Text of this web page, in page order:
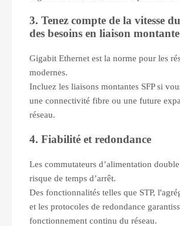
3. Tenez compte de la vitesse
des besoins en liaison montante
Gigabit Ethernet est la norme pour les
modernes.
Incluez les liaisons montantes SFP si
une connectivité fibre ou une future
réseau.
4. Fiabilité et redondance
Les commutateurs d’alimentation
risque de temps d’arrêt.
Des fonctionnalités telles que STP,
et les protocoles de redondance
fonctionnement continu du réseau.